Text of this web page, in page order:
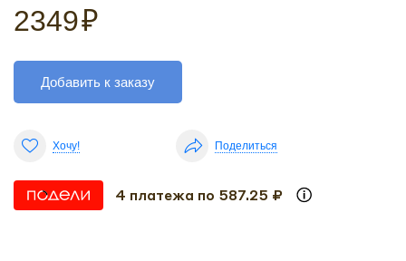
2349₽
Добавить к заказу
Хочу! Поделиться
4 платежа по 587.25 ₽